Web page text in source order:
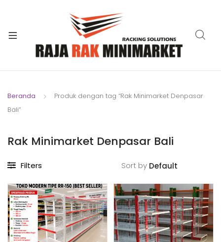
Beranda
Produk dengan tag “Rak Minimarket Denpasar
Bali”
Rak Minimarket Denpasar Bali
Filters Sort by